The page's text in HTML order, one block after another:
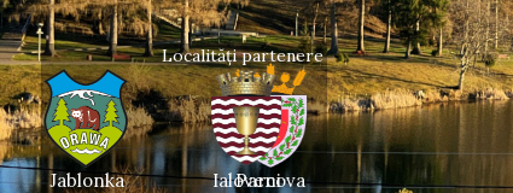
Localități partenere
Jablonka Parcova
Ialoveni